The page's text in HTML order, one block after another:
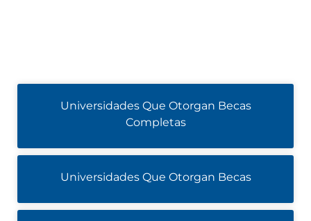
Universidades Que Otorgan Becas
Completas
Universidades Que Otorgan Becas